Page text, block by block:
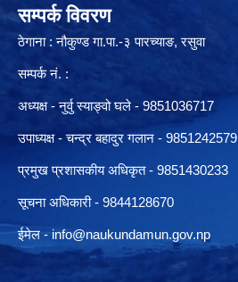
सम्पर्क विवरण
ठेगाना : नौकुण्ड गा.पा.-३ पारच्याङ, रसुवा
सम्पर्क नं. :
अध्यक्ष - नुर्वु स्याङ्वो घले - 9851036717
उपाध्यक्ष - चन्द्र बहादुर गलान - 9851242579
प्रमुख प्रशासकीय अधिकृत - 9851430233
सूचना अधिकारी - 9844128670
ईमेल - info@naukundamun.gov.np